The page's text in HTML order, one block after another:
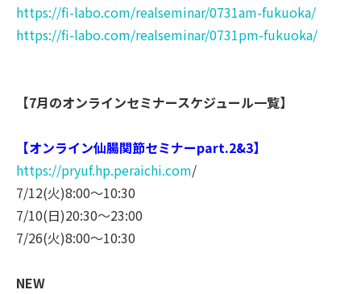
https://fi-labo.com/realseminar/0731am-fukuoka/
https://fi-labo.com/realseminar/0731pm-fukuoka/
【7月のオンラインセミナースケジュール一覧】
【オンライン仙腸関節セミナーpart.2&3】
https://pryuf.hp.peraichi.com/
7/12(火)8:00〜10:30
7/10(日)20:30～23:00
7/26(火)8:00～10:30
NEW